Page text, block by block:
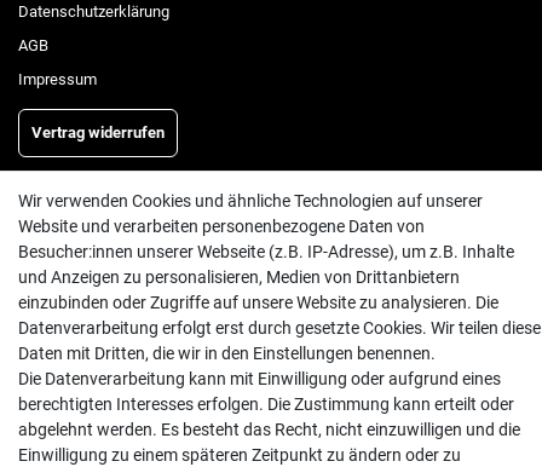
Daten­schutz­erklärung
AGB
Impressum
Vertrag widerrufen
INFORMATIONEN
Batterieentsorgung
Versand
Zahlungsarten
Wir verwenden Cookies und ähnliche Technologien auf unserer
Website und verarbeiten personenbezogene Daten von
Besucher:innen unserer Webseite (z.B. IP-Adresse), um z.B. Inhalte
und Anzeigen zu personalisieren, Medien von Drittanbietern
einzubinden oder Zugriffe auf unsere Website zu analysieren. Die
Datenverarbeitung erfolgt erst durch gesetzte Cookies. Wir teilen diese
Daten mit Dritten, die wir in den Einstellungen benennen.
Die Datenverarbeitung kann mit Einwilligung oder aufgrund eines
berechtigten Interesses erfolgen. Die Zustimmung kann erteilt oder
abgelehnt werden. Es besteht das Recht, nicht einzuwilligen und die
Einwilligung zu einem späteren Zeitpunkt zu ändern oder zu